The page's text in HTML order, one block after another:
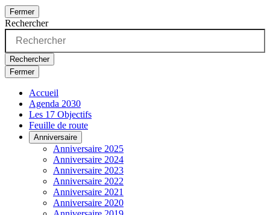
Fermer
Rechercher
Rechercher
Fermer
Accueil
Agenda 2030
Les 17 Objectifs
Feuille de route
Anniversaire
Anniversaire 2025
Anniversaire 2024
Anniversaire 2023
Anniversaire 2022
Anniversaire 2021
Anniversaire 2020